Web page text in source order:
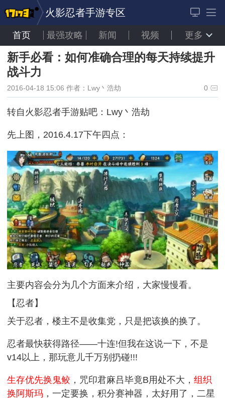
火影忍者手游专区
首页 最强攻略 新闻 视频 更多
新手必看：如何准确合理的每天持续提升
战斗力
2016-04-18 15:06 作者：Lwy丶浩劫 0
转自火影忍者手游贴吧：Lwy丶浩劫
先上图， 2016.4.17下午四点：
主要内容会分为几个方面来介绍，大家慢慢看。
【忍者】
关于忍者，楼主不是收集党，只是把该换的换了。
忍者最快获得路径——十连!但我在这说一下，不是
v14以上，那玩意儿千万别扔碰!!!
生存优先换鬼鲛 ，咒印君麻吕毕竟B用处不大，组织
换阿斯玛 ，一定要换，积分赛神器，太好用了，二星